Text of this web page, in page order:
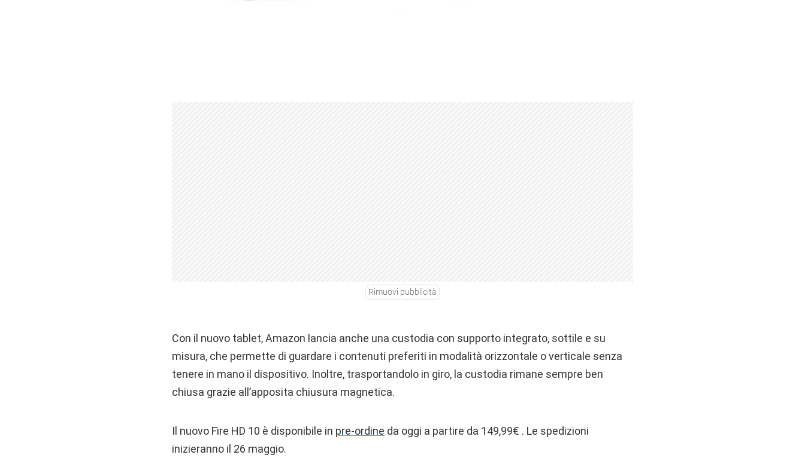
Rimuovi pubblicità
Con il nuovo tablet, Amazon lancia anche una custodia con supporto integrato, sottile e su
misura, che permette di guardare i contenuti preferiti in modalità orizzontale o verticale senza
tenere in mano il dispositivo. Inoltre, trasportandolo in giro, la custodia rimane sempre ben
chiusa grazie all’apposita chiusura magnetica.
Il nuovo Fire HD 10 è disponibile in pre-ordine da oggi a partire da 149,99€ . Le spedizioni
inizieranno il 26 maggio.